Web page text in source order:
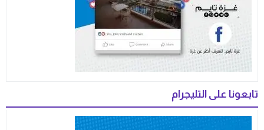
تابعونا على التليجرام